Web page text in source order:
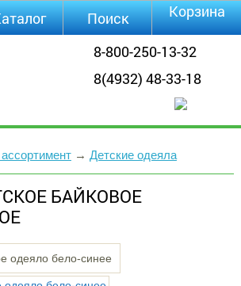
8-800-250-13-32
8(4932) 48-33-18
→ Детские одеяла
БАЙКОВОЕ
Поиск Корзина